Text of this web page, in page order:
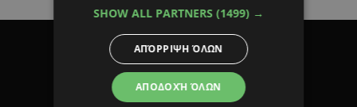
SHOW ALL PARTNERS (1499) →
ΑΠΟΔΟΧΉ ΌΛΩΝ
ΑΠΌΡΡΙΨΗ ΌΛΩΝ